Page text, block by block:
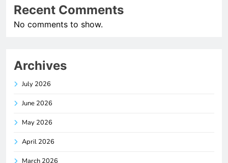
Recent Comments
No comments to show.
Archives
July 2026
June 2026
May 2026
April 2026
March 2026